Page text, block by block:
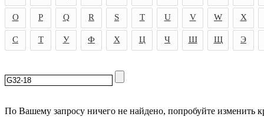
O P Q R S T U V W X
С Т У Ф Х Ц Ч Ш Щ Э
По Вашему запросу ничего не найдено, попробуйте изменить